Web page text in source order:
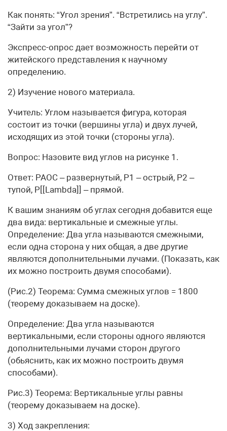
Как понять: “Угол зрения”. “Встретились на углу”.
“Зайти за угол”?
Экспресс-опрос дает возможность перейти от
житейского представления к научному
определению.
2) Изучение нового материала.
Учитель: Углом называется фигура, которая
состоит из точки (вершины угла) и двух лучей,
исходящих из этой точки (стороны угла).
Вопрос: Назовите вид углов на рисунке 1.
Ответ: РАОС – развернутый, Р1 – острый, Р2 –
тупой, Р[[Lambda]] – прямой.
К вашим знаниям об углах сегодня добавится еще
два вида: вертикальные и смежные углы.
Определение: Два угла называются смежными,
если одна сторона у них общая, а две другие
являются дополнительными лучами. (Показать, как
их можно построить двумя способами).
(Рис.2) Теорема: Сумма смежных углов = 1800
(теорему доказываем на доске).
Определение: Два угла называются
вертикальными, если стороны одного являются
дополнительными лучами сторон другого
(обьяснить, как их можно построить двумя
способами).
Рис.3) Теорема: Вертикальные углы равны
(теорему доказываем на доске).
3) Ход закрепления: